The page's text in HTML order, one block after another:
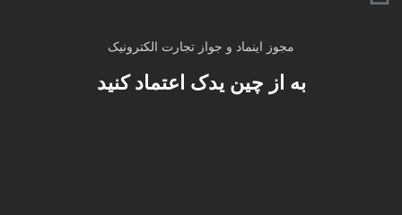
مجوز اینماد و جواز تجارت الکترونیک
به از چین یدک اعتماد کنید